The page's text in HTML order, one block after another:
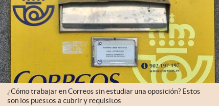
¿Cómo trabajar en Correos sin estudiar una oposición? Estos
son los puestos a cubrir y requisitos